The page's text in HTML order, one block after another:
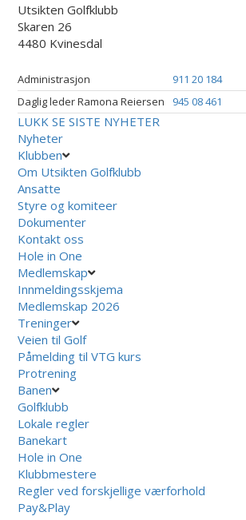
Utsikten Golfklubb
Skaren 26
4480 Kvinesdal
Administrasjon
911 20 184
Daglig leder Ramona Reiersen
945 08 461
LUKK SE SISTE NYHETER
Nyheter
Klubben
Om Utsikten Golfklubb
Ansatte
Styre og komiteer
Dokumenter
Kontakt oss
Hole in One
Medlemskap
Innmeldingsskjema
Medlemskap 2026
Treninger
Veien til Golf
Påmelding til VTG kurs
Protrening
Banen
Golfklubb
Lokale regler
Banekart
Hole in One
Klubbmestere
Regler ved forskjellige værforhold
Pay&Play